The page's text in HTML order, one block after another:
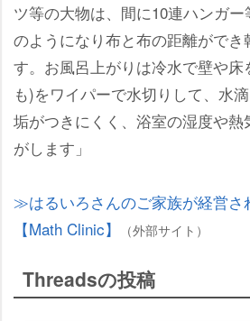
ツ等の大物は、間に10連ハンガー
のようになり布と布の距離ができ
す。お風呂上がりは冷水で壁や
も)をワイパーで水切りして、水
垢がつきにくく、浴室の湿度や
がします」
はるいろさんのご家族が経営さ
【Math Clinic】
（外部サイト）
Threadsの投稿